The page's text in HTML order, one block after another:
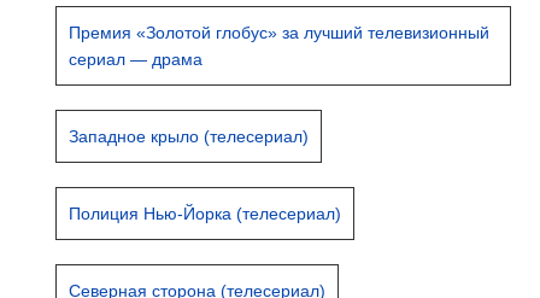
Премия «Золотой глобус» за лучший телевизионный
сериал — драма
Западное крыло (телесериал)
Полиция Нью-Йорка (телесериал)
Северная сторона (телесериал)